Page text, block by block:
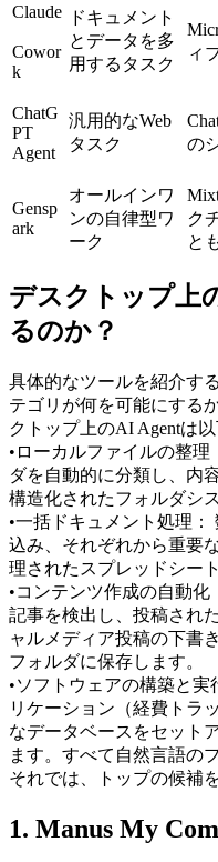
Claude
Cowor
k
ドキュメント
とデータを多
用するタスク
ィ
ChatG
PT
Agent
汎用的なWeb
タスク
の
Gensp
ark
オールインワ
ンの自律型ワ
ーク
ク
と
デスクトップ上
るのか？
具体的なツールを紹介す
テゴリが何を可能にする
クトップ上のAI Agentは
• ローカルファイルの整理
ダを自動的に分類し、内
構造化されたフォルダシ
•一括ドキュメント処理：
込み、それぞれから重要
理されたスプレッドシー
•コンテンツ作成の自動化
記事を検出し、投稿され
ャルメディア投稿の下書
フォルダに保存します。
•ソフトウェアの構築と実
リケーション（経費トラ
なデータベースをセット
ます。すべて自然言語の
それでは、トップの候補
1. Manus My